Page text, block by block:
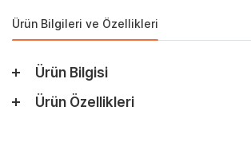
Ürün Bilgileri ve Özellikleri
Ürün Bilgisi
Ürün Özellikleri